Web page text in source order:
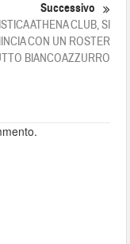
Successivo
ATHENA CLUB, SI
CON UN ROSTER
BIANCOAZZURRO